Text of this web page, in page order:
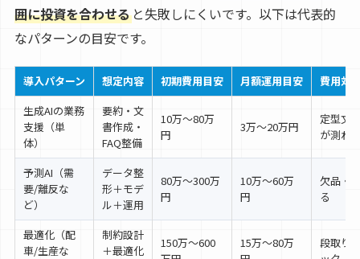
囲に投資を合わせると失敗しにくいです。以下は代表的
なパターンの目安です。
導入パターン 想定内容 初期費用目安 月額運用目安
費用対
生成AIの業務
支援（単
体）
要約・文
書作成・
FAQ整備
10万〜80万
円
3万〜20万円
定型文
が測れ
予測AI（需
要/離反な
ど）
データ整
形＋モデ
ル＋運用
80万〜300万
円
10万〜60万
円
欠品・
る
最適化（配
車/生産な
制約設計
＋最適化
150万〜600
15万〜80万
段取り